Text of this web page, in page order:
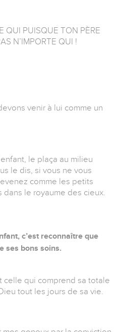
QUI PUISQUE TON PÈRE
N’IMPORTE QUI !
venir à lui comme un
le plaça au milieu
le dis, si vous ne vous
comme les petits
dans le royaume des cieux.
c’est reconnaître que
ses bons soins.
celle qui comprend sa totale
tout les jours de sa vie.